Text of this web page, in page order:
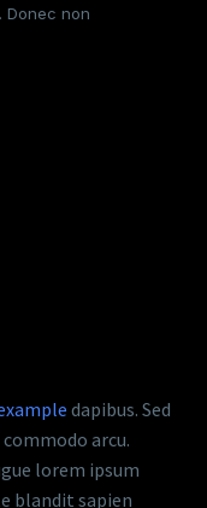
Donec non
dapibus. Sed
arcu.
lorem ipsum
blandit sapien